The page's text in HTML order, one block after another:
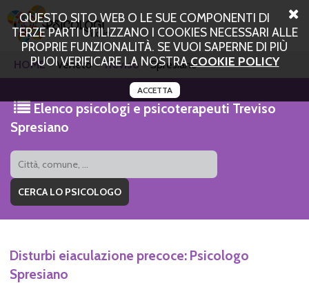
QUESTO SITO WEB O LE SUE COMPONENTI DI
TERZE PARTI UTILIZZANO I COOKIES NECESSARI ALLE
PROPRIE FUNZIONALITÀ. SE VUOI SAPERNE DI PIÙ
PUOI VERIFICARE LA NOSTRACOOKIE POLICY
ACCETTA
HOME Veneto Treviso Spresiano
Elenco psicologi e psicoterapeuti Treviso
Spresiano
Disturbi eiaculazione precoce: Psicologo
Spresiano